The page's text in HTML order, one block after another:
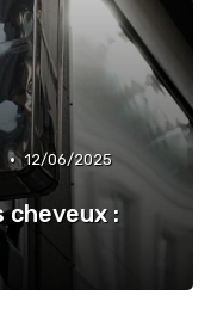
• 12/06/2025
cheveux :